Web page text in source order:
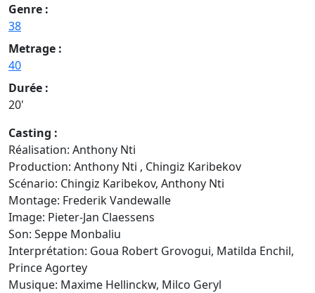
Genre :
38
Metrage :
40
Durée :
20'
Casting :
Réalisation: Anthony Nti
Production: Anthony Nti , Chingiz Karibekov
Scénario: Chingiz Karibekov, Anthony Nti
Montage: Frederik Vandewalle
Image: Pieter-Jan Claessens
Son: Seppe Monbaliu
Interprétation: Goua Robert Grovogui, Matilda Enchil,
Prince Agortey
Musique: Maxime Hellinckw, Milco Geryl